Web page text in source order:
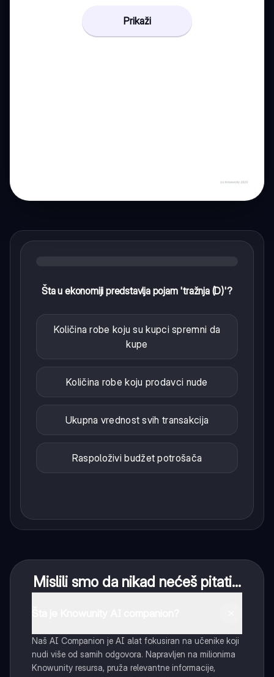
Prikaži
Šta u ekonomiji predstavlja pojam 'tražnja (D)'?
Količina robe koju su kupci spremni da
kupe
Količina robe koju prodavci nude
Ukupna vrednost svih transakcija
Raspoloživi budžet potrošača
Mislili smo da nikad nećeš pitati...
Naš AI Companion je AI alat fokusiran na učenike koji
nudi više od samih odgovora. Napravljen na milionima
Knowunity resursa, pruža relevantne informacije,